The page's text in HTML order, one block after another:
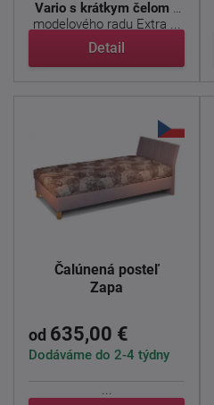
Vario s krátkym čelom z
modelového radu Extra ...
Detail
Čalúnená posteľ
Zapa
od 635,00 €
Dodáváme do 2-4 týdny
...